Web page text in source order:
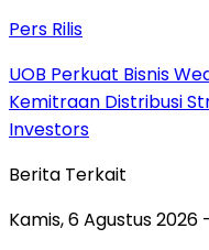
Pers Rilis
UOB Perkuat Bisnis
Kemitraan Distribusi
Investors
Berita Terkait
Kamis, 6 Agustus 2026